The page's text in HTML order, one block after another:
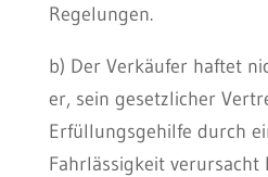
Regelungen.
b) Der Verkäufer haftet
er, sein gesetzlicher
Erfüllungsgehilfe durch
Fahrlässigkeit verursacht